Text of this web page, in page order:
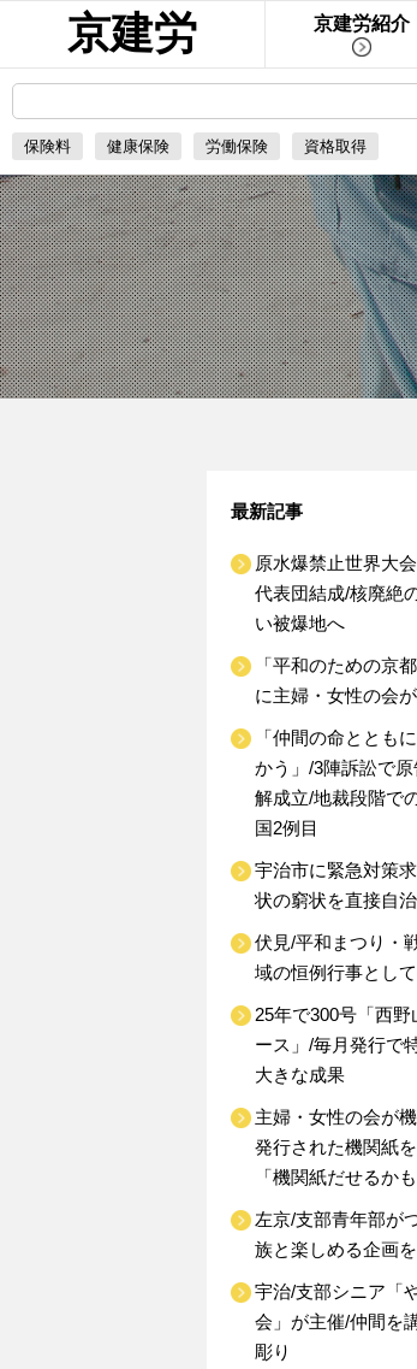
京建労 京建労紹介
保険料 健康保険 労働保険 資格取得
最新記事
原水爆禁止世界大
代表団結成/核廃絶
い被爆地へ
「平和のための京
に主婦・女性の会
「仲間の命ととも
かう」/3陣訴訟で
解成立/地裁段階で
国2例目
宇治市に緊急対策
状の窮状を直接自
伏見/平和まつり・
域の恒例行事とし
25年で300号「西野
ース」/毎月発行で
大きな成果
主婦・女性の会が
発行された機関紙
「機関紙だせるかも
左京/支部青年部が
族と楽しめる企画を
宇治/支部シニア「
会」が主催/仲間を
彫り